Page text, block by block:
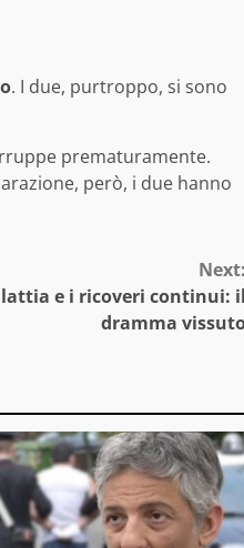
. I due, purtroppo, si sono
prematuramente.
però, i due hanno
e i ricoveri continui:
dramma